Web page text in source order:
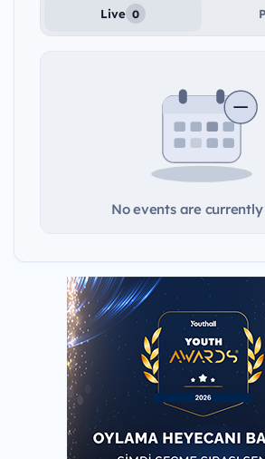
Live 0
No events are currently